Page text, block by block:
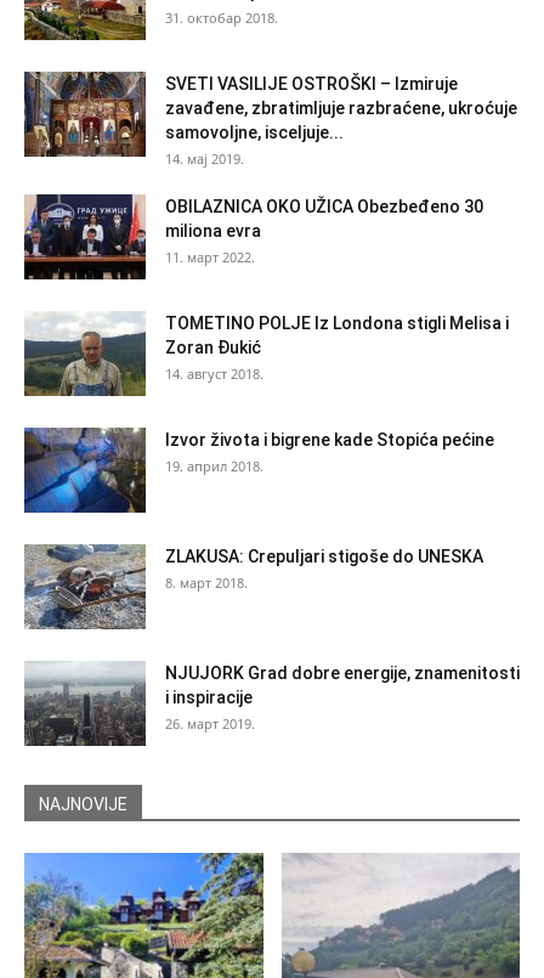
31. октобар 2018.
SVETI VASILIJE OSTROŠKI – Izmiruje
zavađene, zbratimljuje razbraćene, ukroćuje
samovoljne, isceljuje...
14. мај 2019.
OBILAZNICA OKO UŽICA Obezbeđeno 30
miliona evra
11. март 2022.
TOMETINO POLJE Iz Londona stigli Melisa i
Zoran Đukić
14. август 2018.
Izvor života i bigrene kade Stopića pećine
19. април 2018.
ZLAKUSA: Crepuljari stigoše do UNESKA
8. март 2018.
NJUJORK Grad dobre energije, znamenitosti
i inspiracije
26. март 2019.
NAJNOVIJE